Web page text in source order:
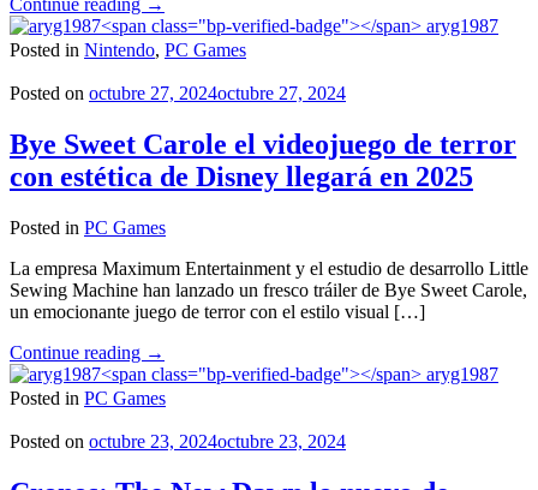
Continue reading
Soccer
25
en
a
PC"
→
aryg1987
Posted in Nintendo, PC Games
Posted on octubre 27, 2024octubre 27, 2024
Bye Sweet Carole el videojuego de terror
con estética de Disney llegará en 2025
Posted in PC Games
La empresa Maximum Entertainment y el estudio de desarrollo Little
Sewing Machine han lanzado un fresco tráiler de Bye Sweet Carole,
un emocionante juego de terror con el estilo visual […]
Continue reading "Bye
Sweet
Carole
videojuego
terror
→
aryg1987
Posted in PC Games
Posted on octubre 23, 2024octubre 23, 2024